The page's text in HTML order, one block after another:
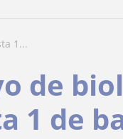
1...
de
1 de